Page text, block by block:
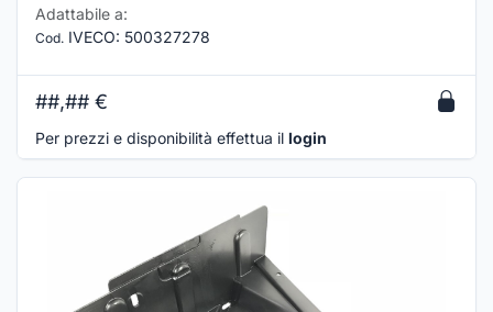
Adattabile a:
Cod. IVECO: 500327278
##,## €
Per prezzi e disponibilità effettua il login